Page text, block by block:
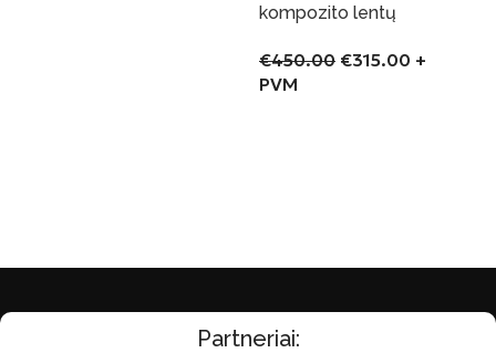
kompozito lentų
€450.00 €315.00 +
PVM
Partneriai: